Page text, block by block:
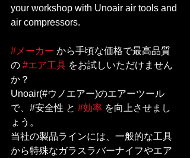
your workshop with Unoair air tools and
air compressors.
#メーカー から手頃な価格で最高品質
の #エア工具 をお試しいただけません
か？
Unoair(#ウノエアー)のエアーツール
で、#安全性 と #効率 を向上させまし
ょう。
当社の製品ラインには、一般的な工具
から特殊なガラスラバーナイフやエア